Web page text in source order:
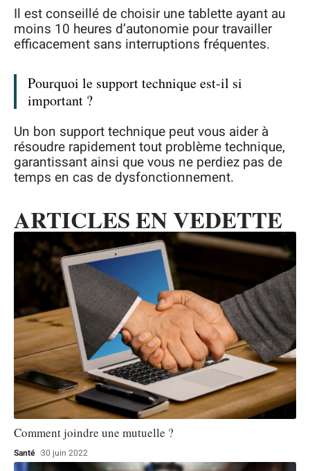
Il est conseillé de choisir une tablette ayant au
moins 10 heures d’autonomie pour travailler
efficacement sans interruptions fréquentes.
Pourquoi le support technique est-il si
important ?
Un bon support technique peut vous aider à
résoudre rapidement tout problème technique,
garantissant ainsi que vous ne perdiez pas de
temps en cas de dysfonctionnement.
ARTICLES EN VEDETTE
Comment joindre une mutuelle ?
Santé 30 juin 2022